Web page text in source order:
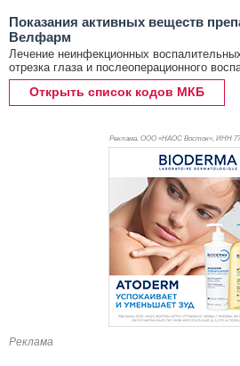
Показания активных веществ
Велфарм
Лечение неинфекционных
отрезка глаза и послеоперационного
Открыть список кодов МКБ
Реклама. ООО «НАОС Восток», ИНН
Реклама